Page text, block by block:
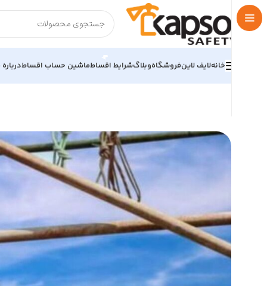
خانهلایف لاینفروشگاهوبلاگشرایط اقساطماشین حساب اقساط